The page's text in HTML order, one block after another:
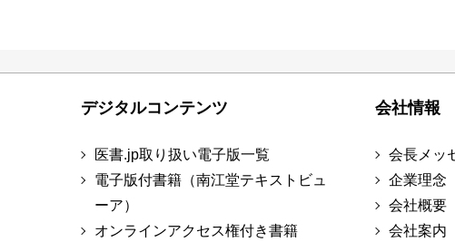
デジタルコンテンツ
医書.jp取り扱い電子版一覧
電子版付書籍（南江堂テキストビュ
ーア）
オンラインアクセス権付き書籍
会社情報
会長メッ
企業理念
会社概要
会社案内